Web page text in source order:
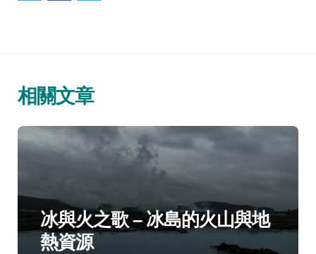
相關文章
類：
冰與火之歌 – 冰島的火山與地
熱資源